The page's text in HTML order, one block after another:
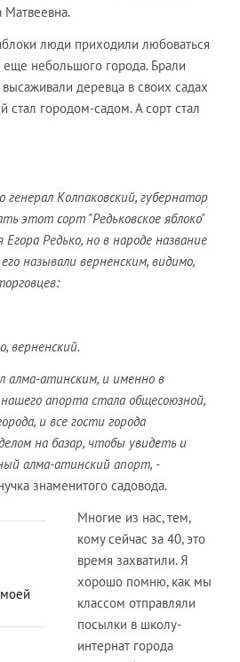
Матвеевна.
люди приходили любоваться
еще небольшого города. Брали
деревца в своих садах
стал городом-садом. А сорт стал
Колпаковский, губернатор
этот сорт "Редьковское яблоко"
Редько, но в народе название
называли верненским, видимо,
верненский.
атинским, и именно в
апорта стала общесоюзной,
и все гости города
на базар, чтобы увидеть и
алма-атинский апорт, -
знаменитого садовода.
Многие из нас, тем,
кому сейчас за 40, это
время захватили. Я
хорошо помню, как мы
классом отправляли
посылки в школу-
интернат города